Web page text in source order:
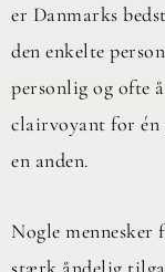
er Danmarks
den enkelte
personlig og ofte
clairvoyant for én
en anden.
Nogle